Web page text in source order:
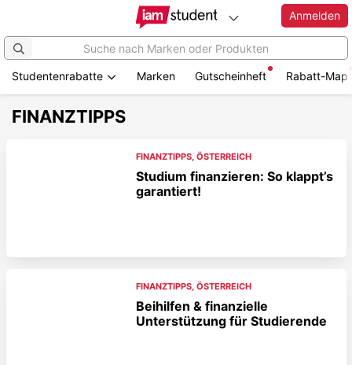
Anmelden
Studentenrabatte Marken Gutscheinheft Rabatt-Map
FINANZTIPPS
FINANZTIPPS, ÖSTERREICH
Studium finanzieren: So klappt’s
garantiert!
FINANZTIPPS, ÖSTERREICH
Beihilfen & finanzielle
Unterstützung für Studierende